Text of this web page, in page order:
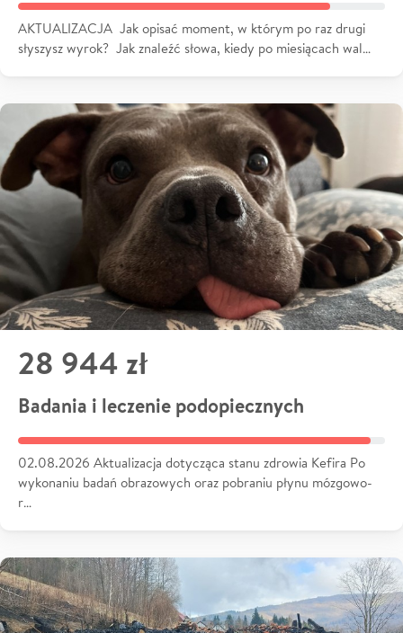
AKTUALIZACJA Jak opisać moment, w którym po raz drugi
słyszysz wyrok? Jak znaleźć słowa, kiedy po miesiącach wal…
28 944 zł
Badania i leczenie podopiecznych
02.08.2026 Aktualizacja dotycząca stanu zdrowia Kefira Po
wykonaniu badań obrazowych oraz pobraniu płynu mózgowo-
r…